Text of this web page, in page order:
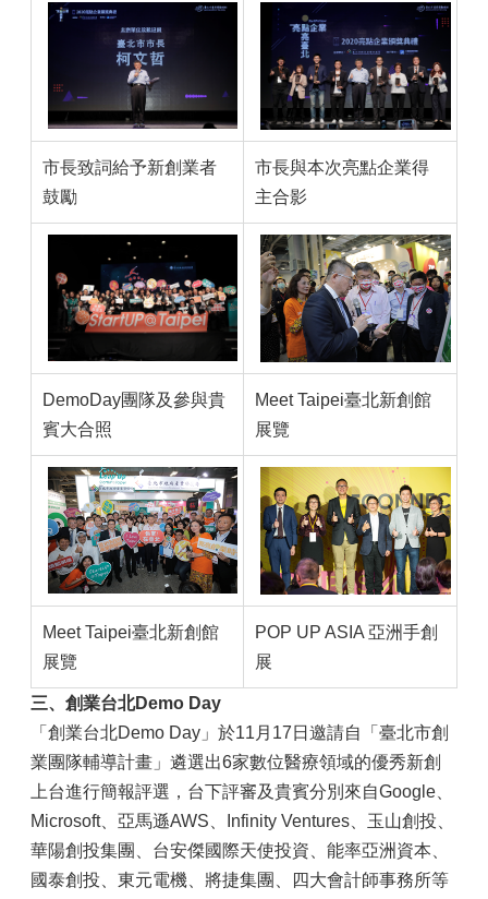
市長致詞給予新創業者
鼓勵
市長與本次亮點企業得
主合影
DemoDay團隊及參與貴
賓大合照
Meet Taipei臺北新創館
展覽
Meet Taipei臺北新創館
展覽
POP UP ASIA 亞洲手創
展
三、創業台北Demo Day
「創業台北Demo Day」於11月17日邀請自「臺北市創
業團隊輔導計畫」遴選出6家數位醫療領域的優秀新創
上台進行簡報評選，台下評審及貴賓分別來自Google、
Microsoft、亞馬遜AWS、Infinity Ventures、玉山創投、
華陽創投集團、台安傑國際天使投資、能率亞洲資本、
國泰創投、東元電機、將捷集團、四大會計師事務所等